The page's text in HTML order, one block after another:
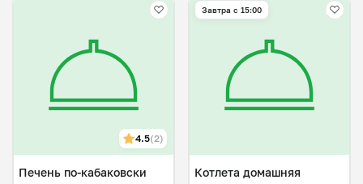
4.5(2)
Печень по-кабаковски
Завтра c 15:00
Котлета домашняя